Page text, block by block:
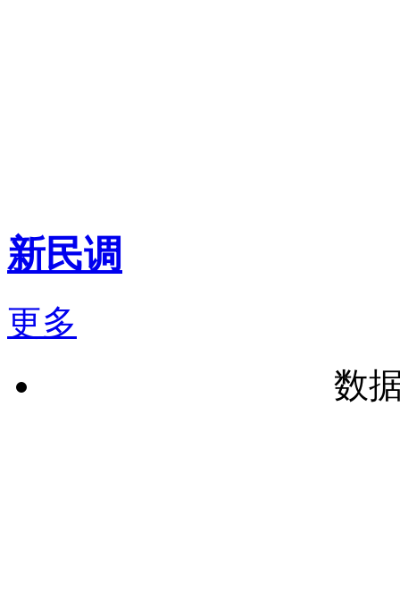
新民调
更多
数